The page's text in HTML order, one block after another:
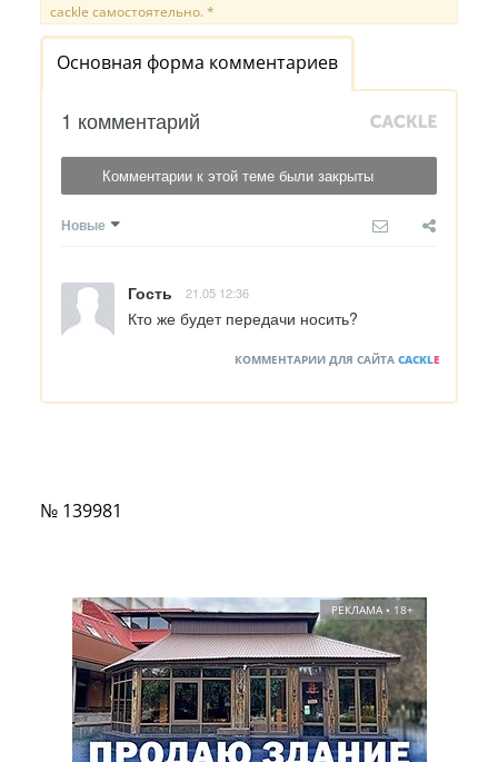
cackle самостоятельно. *
Основная форма комментариев
1 комментарий
Комментарии к этой теме были закрыты
Новые
Гость 21.05 12:36
Кто же будет передачи носить?
КОММЕНТАРИИ ДЛЯ САЙТА CACKLE
№ 139981
РЕКЛАМА • 18+